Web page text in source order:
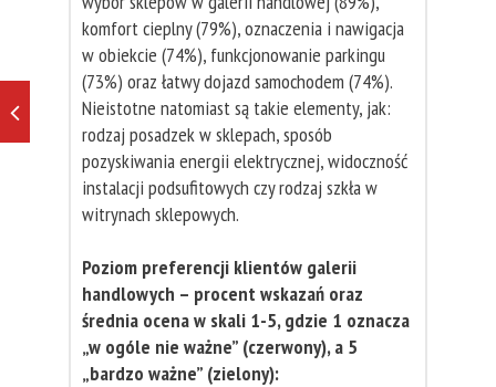
komfort cieplny (79%), oznaczenia i nawigacja
w obiekcie (74%), funkcjonowanie parkingu
(73%) oraz łatwy dojazd samochodem (74%).
Nieistotne natomiast są takie elementy, jak:
rodzaj posadzek w sklepach, sposób
pozyskiwania energii elektrycznej, widoczność
instalacji podsufitowych czy rodzaj szkła w
witrynach sklepowych.
Poziom preferencji klientów galerii
handlowych – procent wskazań oraz
średnia ocena w skali 1-5, gdzie 1 oznacza
„w ogóle nie ważne” (czerwony), a 5
„bardzo ważne” (zielony):